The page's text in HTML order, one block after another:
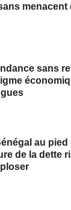
menacent
sans
au
de la dette